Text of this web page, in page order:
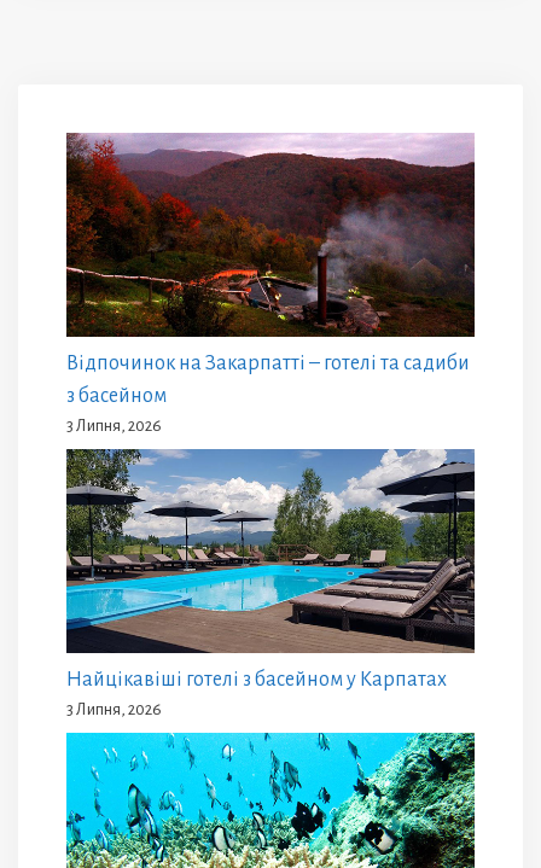
Відпочинок на Закарпатті – готелі та садиби
з басейном
3 Липня, 2026
Найцікавіші готелі з басейном у Карпатах
3 Липня, 2026